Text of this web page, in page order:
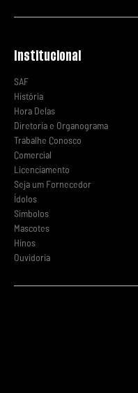
Institucional
SAF
História
Hora Delas
Diretoria e Organograma
Trabalhe Conosco
Comercial
Licenciamento
Seja um Fornecedor
Ídolos
Símbolos
Mascotes
Hinos
Ouvidoria